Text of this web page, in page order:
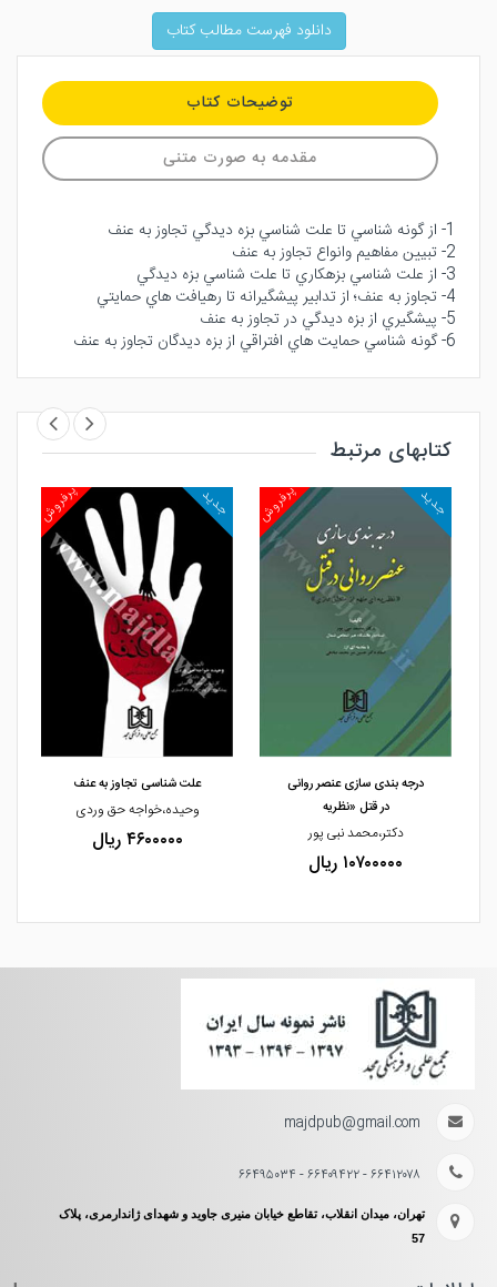
دانلود فهرست مطالب کتاب
توضیحات کتاب
مقدمه به صورت متنی
1- از گونه شناسي تا علت شناسي بزه ديدگي تجاوز به عنف
2- تبيين مفاهيم وانواع تجاوز به عنف
3- از علت شناسي بزهكاري تا علت شناسي بزه ديدگي
4- تجاوز به عنف؛ از تدابير پيشگيرانه تا رهيافت هاي حمايتي
5- پيشگيري از بزه ديدگي در تجاوز به عنف
6- گونه شناسي حمايت هاي افتراقي از بزه ديدگان تجاوز به عنف
کتابهای مرتبط
مشاهده و خرید
پرفروش جدید
مشاهده و خرید
درجه بندی سازی عنصر روانی
در قتل «نظریه
دکتر،محمد نبی پور
۱۰۷۰۰۰۰۰ ریال
پرفروش جدید
علت شناسی تجاوز به عنف
وحیده،خواجه حق وردی
۴۶۰۰۰۰۰ ریال
majdpub@gmail.com
۶۶۴۱۲۰۷۸ - ۶۶۴۰۹۴۲۲ - ۶۶۴۹۵۰۳۴
تهران، میدان انقلاب، تقاطع خیابان منیری جاوید و شهدای ژاندارمری، پلاک
57